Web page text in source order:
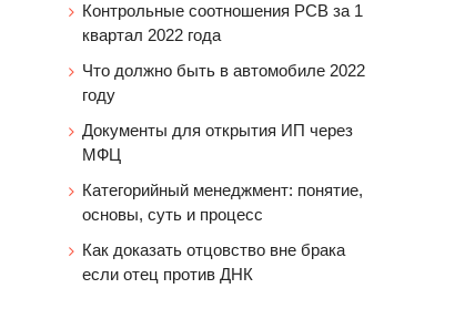
Контрольные соотношения РСВ за 1
квартал 2022 года
Что должно быть в автомобиле 2022
году
Документы для открытия ИП через
МФЦ
Категорийный менеджмент: понятие,
основы, суть и процесс
Как доказать отцовство вне брака
если отец против ДНК